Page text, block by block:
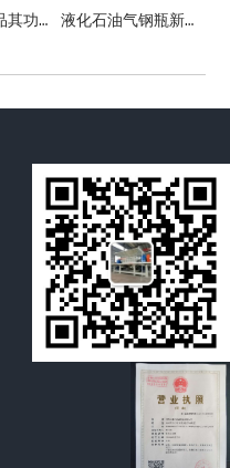
AI相关的产品其功能和应用场景 液化石油气钢瓶新国标施行 清晰五方面安全规范